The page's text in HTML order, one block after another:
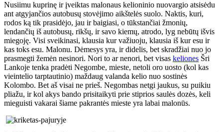
Nusiimu kuprinę ir įveiktas malonaus kelioninio nuovargio atsisėdu
ant atgyjančios autobusų stovėjimo aikštelės suolo. Naktis, kuri,
rodos ką tik prasidėjo, jau ir baigiasi, o tūkstančiai žmonių,
lendančių iš autobusų, rikšų, ir savo kiemų, atrodo, lyg nebūtų išvis
miegoję. Visi sveikinasi, klausia kur važiuoju, klausia iš kur esu ir
kas toks esu. Malonu. Dėmesys yra, ir didelis, bet skradžiai nuo jo
prasmegti žemėn nesinori. Nori to ar nenori, bet visas keliones Šri
Lankoje tenka pradėti Negombe, mieste, netoli oro uosto (kol kas
vieintelio tarptautinio) maždaug valanda kelio nuo sostinės
Kolombo. Bet aš visai ne prieš. Negombas netgi jaukus, su puikiu
pliažu, ir kol akys bando prisitaikyti prie stiprios saulės dozės, keli
mieguisti vakarai šiame pakrantės mieste yra labai malonūs.